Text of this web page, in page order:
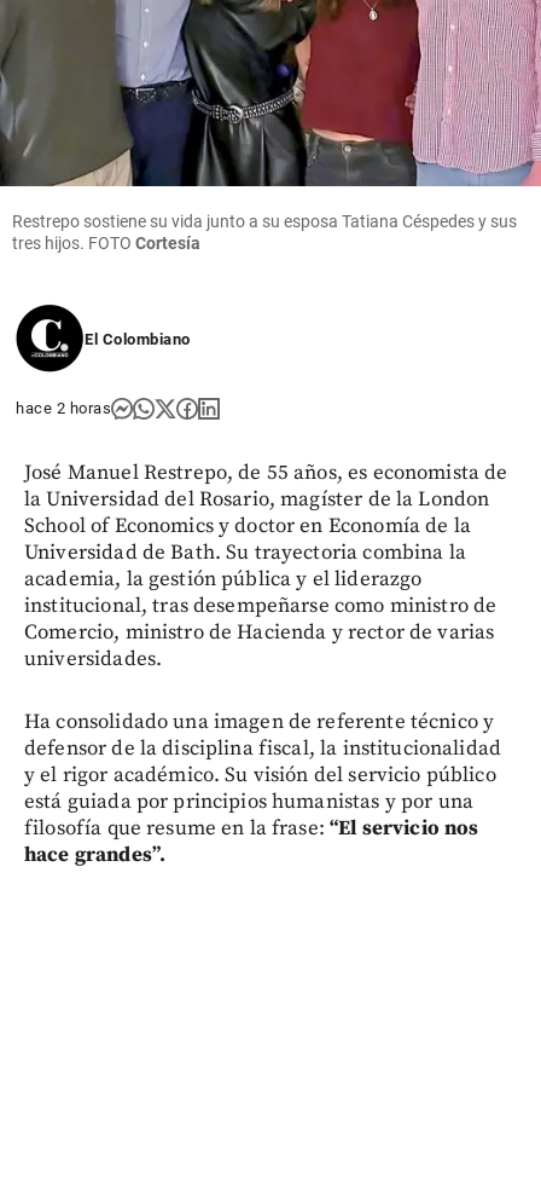
Restrepo sostiene su vida junto a su esposa Tatiana Céspedes y sus
tres hijos. FOTO Cortesía
El Colombiano
hace 2 horas
José Manuel Restrepo, de 55 años, es economista de
la Universidad del Rosario, magíster de la London
School of Economics y doctor en Economía de la
Universidad de Bath. Su trayectoria combina la
academia, la gestión pública y el liderazgo
institucional, tras desempeñarse como ministro de
Comercio, ministro de Hacienda y rector de varias
universidades.
Ha consolidado una imagen de referente técnico y
defensor de la disciplina fiscal, la institucionalidad
y el rigor académico. Su visión del servicio público
está guiada por principios humanistas y por una
filosofía que resume en la frase:“El servicio nos
hace grandes”.